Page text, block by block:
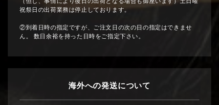
祝祭日の出荷業務は停止しております。
②到着日時の指定ですが、ご注文日の次の日の指定はできませ
ん。 数日余裕を持った日時をご指定下さい。
海外への発送について